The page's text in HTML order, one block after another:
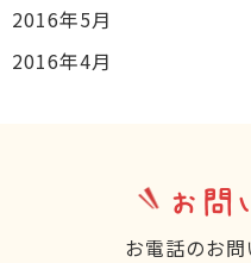
2016年5月
2016年4月
お問
お電話のお